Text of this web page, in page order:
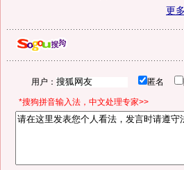
更
用户： 匿名
*搜狗拼音输入法，中文处理专家>>